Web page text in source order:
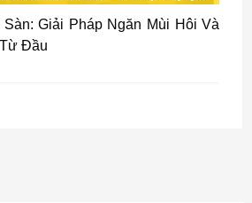
Giải Pháp Ngăn Mùi Hôi Và
Đầu